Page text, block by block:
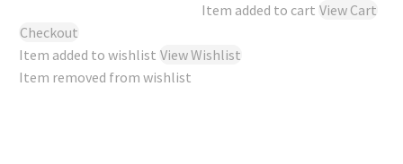
Item added to cart View Cart
Checkout
Item added to wishlist View Wishlist
Item removed from wishlist